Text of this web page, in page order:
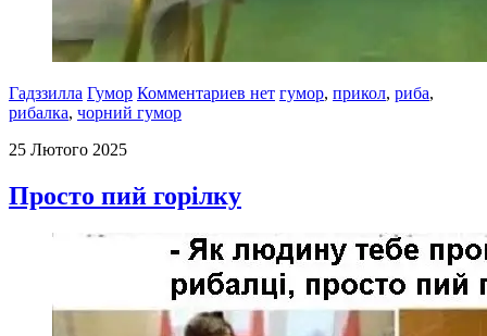
Гадззилла Гумор Комментариев нет гумор, прикол, риба,
рибалка, чорний гумор
25 Лютого 2025
Просто пий горілку